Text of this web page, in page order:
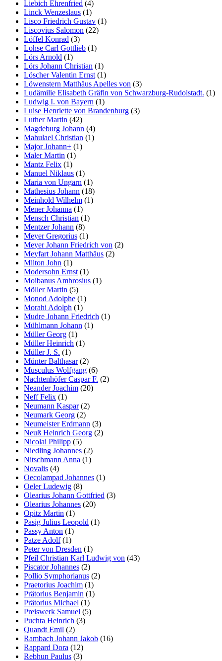
Liebich Ehrenfried (4)
Linck Wenzeslaus (1)
Lisco Friedrich Gustav (1)
Liscovius Salomon (22)
Löffel Konrad (3)
Lohse Carl Gottlieb (1)
Lörs Arnold (1)
Lörs Johann Christian (1)
Löscher Valentin Ernst (1)
Löwenstern Matthäus Apelles von (3)
Ludämilie Elisabeth Gräfin von Schwarzburg-Rudolstadt. (1)
Ludwig I. von Bayern (1)
Luise Henriette von Brandenburg (3)
Luther Martin (42)
Magdeburg Johann (4)
Mahulael Christian (1)
Major Johann+ (1)
Maler Martin (1)
Mantz Felix (1)
Manuel Niklaus (1)
Maria von Ungarn (1)
Mathesius Johann (18)
Meinhold Wilhelm (1)
Mener Johanna (1)
Mensch Christian (1)
Mentzer Johann (8)
Meyer Gregorius (1)
Meyer Johann Friedrich von (2)
Meyfart Johann Matthäus (2)
Milton John (1)
Modersohn Ernst (1)
Moibanus Ambrosius (1)
Möller Martin (5)
Monod Adolphe (1)
Morahi Adolph (1)
Mudre Johann Friedrich (1)
Mühlmann Johann (1)
Müller Georg (1)
Müller Heinrich (1)
Müller J. S. (1)
Münter Balthasar(2)
Musculus Wolfgang (6)
Nachtenhöfer Caspar F. (2)
Neander Joachim (20)
Neff Felix (1)
Neumann Kaspar(2)
Neumark Georg (2)
Neumeister Erdmann (3)
Neuß Heinrich Georg (2)
Nicolai Philipp (5)
Niedling Johannes (2)
Nitschmann Anna (1)
Novalis (4)
Oecolampad Johannes (1)
Oeler Ludewig (8)
Olearius Johann Gottfried (3)
Olearius Johannes (20)
Opitz Martin (1)
Pasig Julius Leopold (1)
Passy Anton (1)
Patze Adolf(1)
Peter von Dresden (1)
Pfeil Christian Karl Ludwig von (43)
Piscator Johannes (2)
Pollio Symphorianus (2)
Praetorius Joachim (1)
Prätorius Benjamin (1)
Prätorius Michael (1)
Preiswerk Samuel (5)
Puchta Heinrich (3)
Quandt Emil (2)
Rambach Johann Jakob (16)
Rappard Dora (12)
Rebhun Paulus (3)